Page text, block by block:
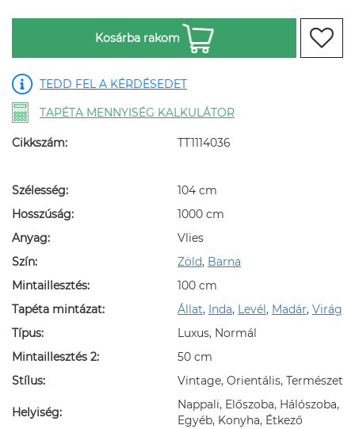
Kosárba rakom
TEDD FEL A KÉRDÉSEDET
TAPÉTA MENNYISÉG KALKULÁTOR
Cikkszám: TT1114036
Szélesség:
104 cm
Hosszúság:
1000 cm
Anyag:
Vlies
Szín:
Zöld, Barna
Mintaillesztés:
100 cm
Tapéta mintázat:
Állat, Inda, Levél , Madár, Virág
Típus:
Luxus, Normál
Mintaillesztés 2:
50 cm
Stílus:
Vintage, Orientális, Természet
Helyiség:
Nappali, Előszoba, Hálószoba,
Egyéb, Konyha, Étkező